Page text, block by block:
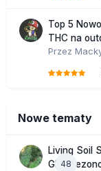
Top 5
THC na
Przez
Nowe tematy
48
Living Soil
GHS